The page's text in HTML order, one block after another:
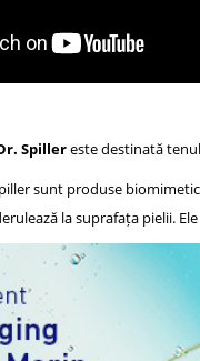
Spillereste destinată
sunt produse
la suprafața pielii.